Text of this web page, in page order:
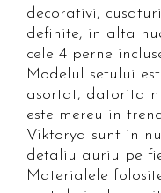
decorativi,
definite, in alta
cele 4 perne
Modelul setului
asortat, datorita
este mereu in
Viktorya sunt in
detaliu auriu pe
Materialele